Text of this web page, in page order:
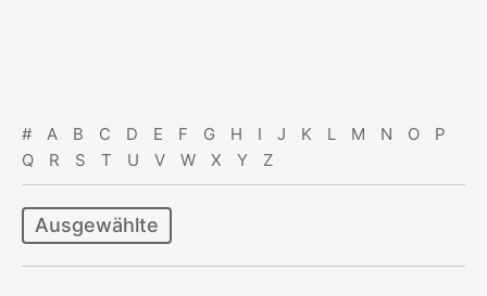
# A B C D E F G H I J K L M N O
P
Q
R S T U V W X Y Z
Ausgewählte